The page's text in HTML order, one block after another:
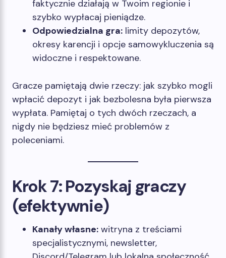
faktycznie działają w Twoim regionie i
szybko wypłacaj pieniądze.
Odpowiedzialna gra: limity depozytów,
okresy karencji i opcje samowykluczenia są
widoczne i respektowane.
Gracze pamiętają dwie rzeczy: jak szybko mogli
wpłacić depozyt i jak bezbolesna była pierwsza
wypłata. Pamiętaj o tych dwóch rzeczach, a
nigdy nie będziesz mieć problemów z
poleceniami.
Krok 7: Pozyskaj graczy
(efektywnie)
Kanały własne: witryna z treściami
specjalistycznymi, newsletter,